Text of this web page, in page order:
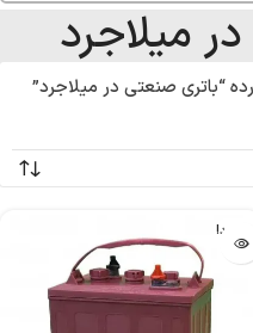
میلاجرد
“باتری صنعتی در میلاجرد”
شد!